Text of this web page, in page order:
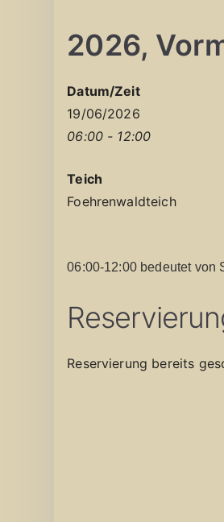
2026,
Datum/Zeit
19/06/2026
06:00 - 12:00
Teich
Foehrenwaldteich
06:00-12:00 bedeutet von
Reservierung bereits